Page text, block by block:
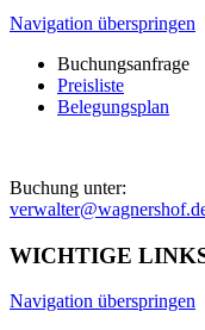
Navigation überspringen
Buchungsanfrage
Preisliste
Belegungsplan
Buchung unter:
WICHTIGE
Navigation überspringen